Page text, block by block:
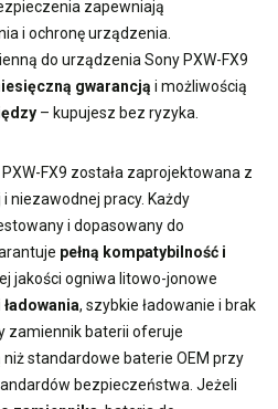
zapewniają
i ochronę urządzenia.
do urządzenia Sony PXW-FX9
gwarancją i możliwością
– kupujesz bez ryzyka.
FX9 została zaprojektowana z
niezawodnej pracy. Każdy
i dopasowany do
pełną kompatybilność i
jakości ogniwa litowo-jonowe
, szybkie ładowanie i brak
zamiennik baterii oferuje
standardowe baterie OEM przy
bezpieczeństwa. Jeżeli